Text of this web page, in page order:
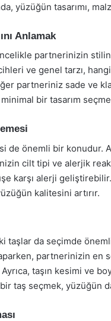
yüzüğün tasarımı,
Anlamak
partnerinizin
ve genel tarzı,
partneriniz sade ve
bir tasarım
de önemli bir konudur.
cilt tipi ve alerjik
karşı alerji
kalitesini artırır.
taşlar da seçimde
partnerinizin en
Ayrıca, taşın kesimi ve
taş seçmek, yüzüğün